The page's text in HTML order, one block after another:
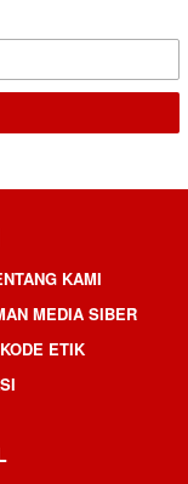
KAMI
MEDIA SIBER
KODE ETIK